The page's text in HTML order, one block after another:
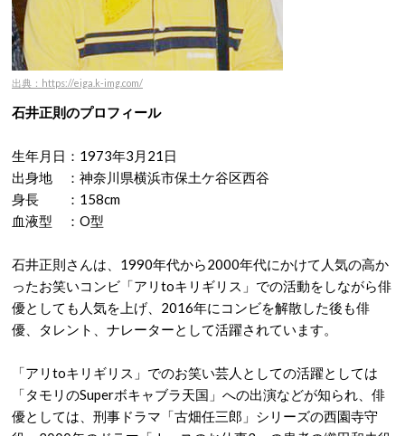
出典：https://eiga.k-img.com/
石井正則のプロフィール
生年月日：1973年3月21日
出身地 ：神奈川県横浜市保土ケ谷区西谷
身長 ：158cm
血液型 ：O型
石井正則さんは、1990年代から2000年代にかけて人気の高か
ったお笑いコンビ「アリtoキリギリス」での活動をしながら俳
優としても人気を上げ、2016年にコンビを解散した後も俳
優、タレント、ナレーターとして活躍されています。
「アリtoキリギリス」でのお笑い芸人としての活躍としては
「タモリのSuperボキャブラ天国」への出演などが知られ、俳
優としては、刑事ドラマ「古畑任三郎」シリーズの西園寺守